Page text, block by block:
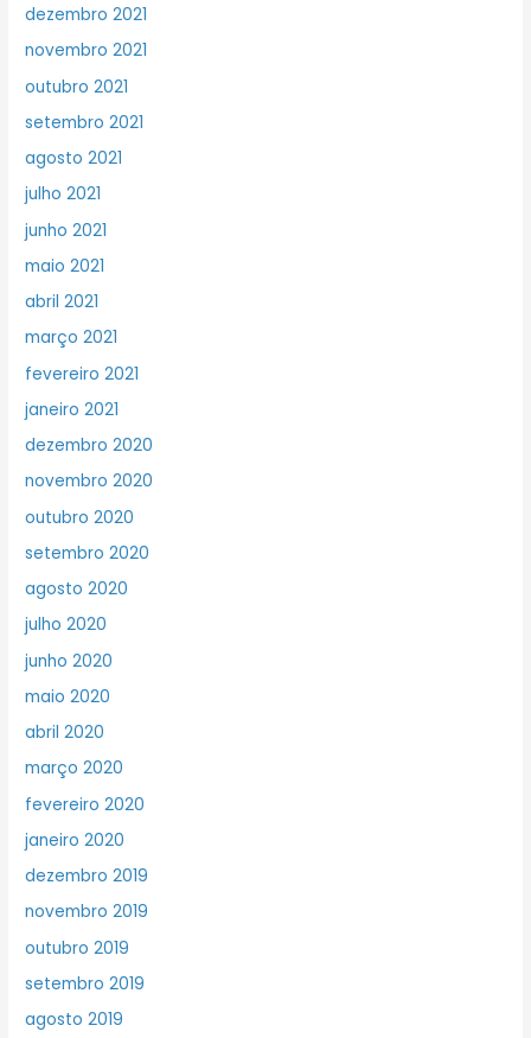
dezembro 2021
novembro 2021
outubro 2021
setembro 2021
agosto 2021
julho 2021
junho 2021
maio 2021
abril 2021
março 2021
fevereiro 2021
janeiro 2021
dezembro 2020
novembro 2020
outubro 2020
setembro 2020
agosto 2020
julho 2020
junho 2020
maio 2020
abril 2020
março 2020
fevereiro 2020
janeiro 2020
dezembro 2019
novembro 2019
outubro 2019
setembro 2019
agosto 2019